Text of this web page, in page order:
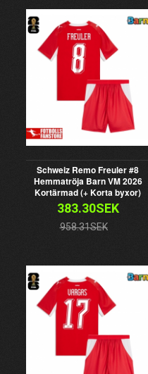
Schweiz Remo Freuler #8
Hemmatröja Barn VM 2026
Kortärmad (+ Korta byxor)
383.30SEK
958.31SEK